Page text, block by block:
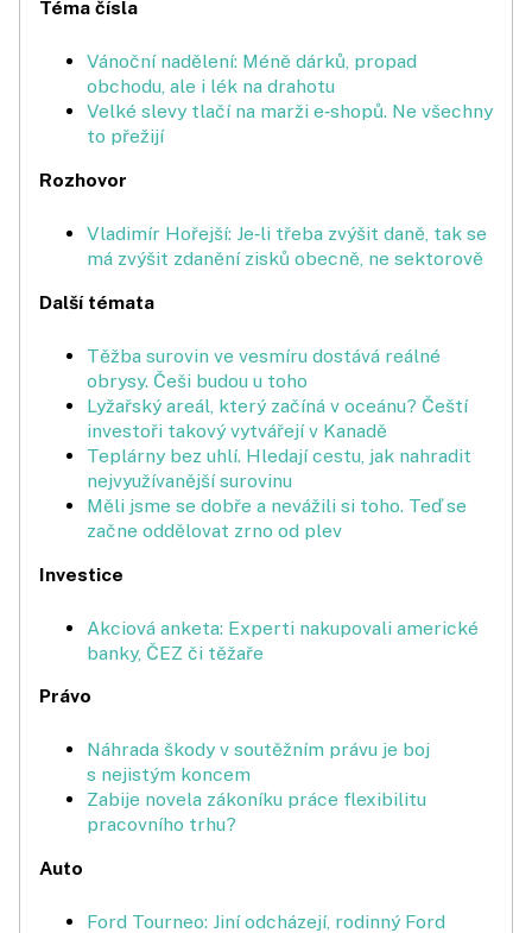
Téma čísla
Vánoční nadělení: Méně dárků, propad
obchodu, ale i lék na drahotu
Velké slevy tlačí na marži e‑shopů. Ne všechny
to přežijí
Rozhovor
Vladimír Hořejší: Je‑li třeba zvýšit daně, tak se
má zvýšit zdanění zisků obecně, ne sektorově
Další témata
Těžba surovin ve vesmíru dostává reálné
obrysy. Češi budou u toho
Lyžařský areál, který začíná v oceánu? Čeští
investoři takový vytvářejí v Kanadě
Teplárny bez uhlí. Hledají cestu, jak nahradit
nejvyužívanější surovinu
Měli jsme se dobře a nevážili si toho. Teď se
začne oddělovat zrno od plev
Investice
Akciová anketa: Experti nakupovali americké
banky, ČEZ či těžaře
Právo
Náhrada škody v soutěžním právu je boj
s nejistým koncem
Zabije novela zákoníku práce flexibilitu
pracovního trhu?
Auto
Ford Tourneo: Jiní odcházejí, rodinný Ford